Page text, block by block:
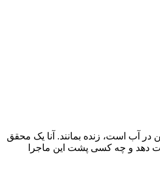
آب است، زنده بمانند. آنا یک محقق
دهد و چه کسی پشت این ماجرا